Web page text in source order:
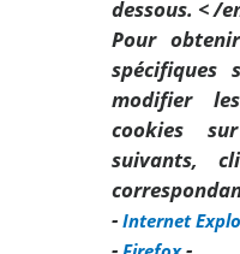
dessous. < /
Pour
modifier
cookies
suivants,
- Internet